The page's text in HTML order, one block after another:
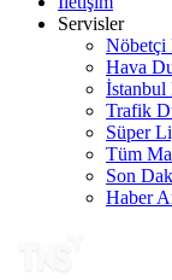
Servisler
Nöbetçi
Hava
İstanbul
Trafik
Süper
Tüm
Son
Haber